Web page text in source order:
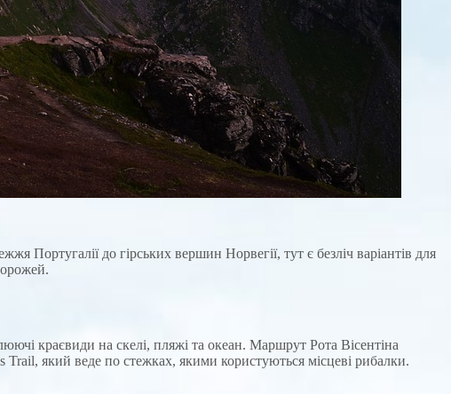
Португалії до гірських вершин Норвегії, тут є безліч варіантів для
краєвиди на скелі, пляжі та океан. Маршрут Рота Вісентіна
який веде по стежках, якими користуються місцеві рибалки.